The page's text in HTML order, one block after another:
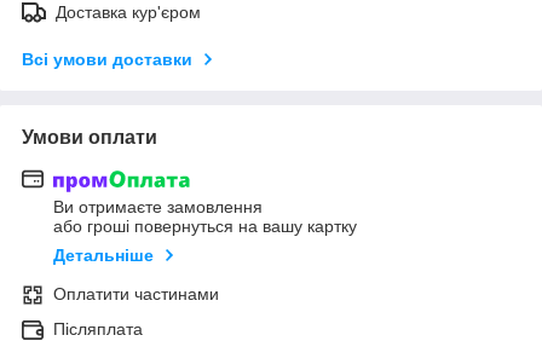
Доставка кур'єром
Всі умови доставки
Умови оплати
Ви отримаєте замовлення
або гроші повернуться на вашу картку
Детальніше
Оплатити частинами
Післяплата